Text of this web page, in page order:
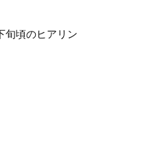
旬頃のヒアリン